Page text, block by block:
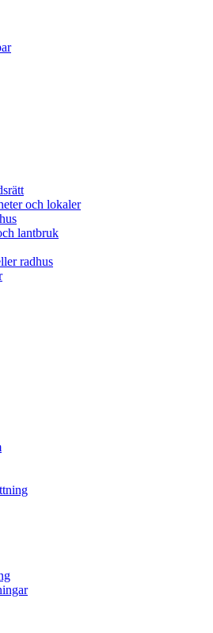
och lokaler
lantbruk
radhus